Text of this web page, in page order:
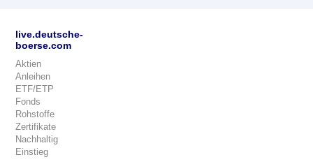
live.deutsche-
boerse.com
Aktien
Anleihen
ETF/ETP
Fonds
Rohstoffe
Zertifikate
Nachhaltig
Einstieg